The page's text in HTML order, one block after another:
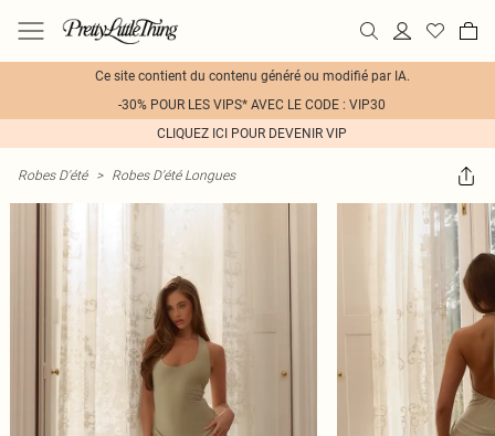
Ce site contient du contenu généré ou modifié par IA.
-30% POUR LES VIPS* AVEC LE CODE : VIP30
CLIQUEZ ICI POUR DEVENIR VIP
Robes D'été > Robes D'été Longues